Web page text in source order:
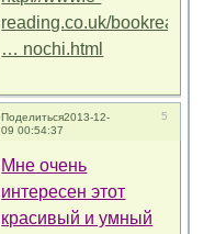
reading.co.uk/bookreader.p
… nochi.html
Поделиться 5
2013-12-
09 00:54:37
Мне очень
интересен этот
красивый и умный